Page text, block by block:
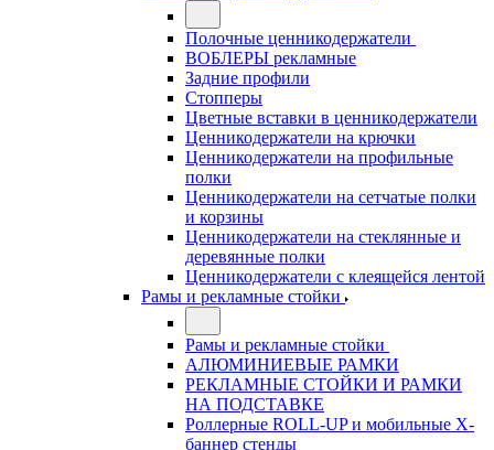
Полочные ценникодержатели
ВОБЛЕРЫ рекламные
Задние профили
Стопперы
Цветные вставки в ценникодержатели
Ценникодержатели на крючки
Ценникодержатели на профильные
полки
Ценникодержатели на сетчатые полки
и корзины
Ценникодержатели на стеклянные и
деревянные полки
Ценникодержатели с клеящейся лентой
Рамы и рекламные стойки
Рамы и рекламные стойки
АЛЮМИНИЕВЫЕ РАМКИ
РЕКЛАМНЫЕ СТОЙКИ И РАМКИ
НА ПОДСТАВКЕ
Роллерные ROLL-UP и мобильные X-
баннер стенды